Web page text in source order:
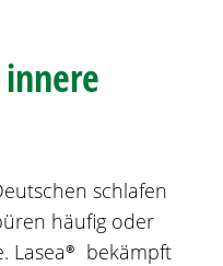
schlafen
häufig oder
Lasea® bekämpft